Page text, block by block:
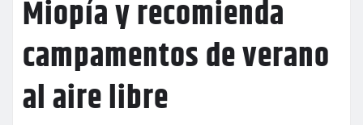
Miopía y recomienda
campamentos de verano
al aire libre